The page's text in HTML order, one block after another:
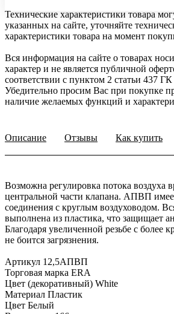
Технические характеристики товара
указанных на сайте, уточняйте
характеристики товара на момент
Вся информация на сайте о товарах
характер и не является публичной
соответствии с пунктом 2 статьи 437
Убедительно просим Вас при покупке
наличие желаемых функций и
Описание Отзывы Как купить
Возможна регулировка потока воздуха
центральной части клапана. АПВП
соединения с круглым воздуховодом.
выполнена из пластика, что защищает
Благодаря увеличенной резьбе с более
не боится загрязнения.
Артикул 12,5АПВП
Торговая марка ERA
Цвет (декоративный) White
Материал Пластик
Цвет Белый